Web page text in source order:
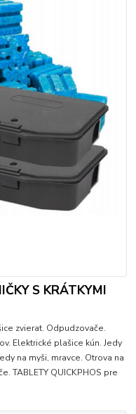
S KRÁTKYMI
zvierat. Odpudzovače.
Elektrické plašice kún. Jedy
na myši, mravce. Otrova na
TABLETY QUICKPHOS pre